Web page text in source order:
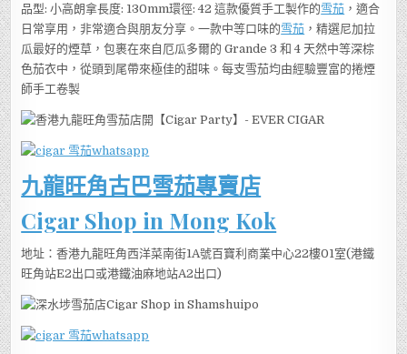
品型: 小高朗拿長度: 130mm環徑: 42 這款優質手工製作的雪茄 ，適合
日常享用，非常適合與朋友分享。一款中等口味的雪茄 ，精選尼加拉
瓜最好的煙草，包裹在來自厄瓜多爾的 Grande 3 和 4 天然中等深棕
色茄衣中，從頭到尾帶來極佳的甜味。每支雪茄均由經驗豐富的捲煙
師手工卷製
九龍旺角古巴雪茄專賣店
Cigar Shop in Mong Kok
地址：香港九龍旺角西洋菜南街1A號百寶利商業中心22樓01室(港鐵
旺角站E2出口或港鐵油麻地站A2出口)